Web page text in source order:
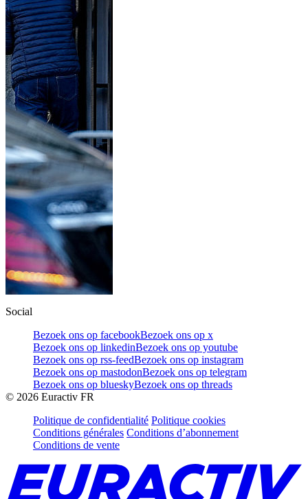
Social
Bezoek ons op facebookBezoek ons op x
Bezoek ons op linkedinBezoek ons op youtube
Bezoek ons op rss-feedBezoek ons op instagram
Bezoek ons op mastodonBezoek ons op telegram
Bezoek ons op blueskyBezoek ons op threads
© 2026 Euractiv FR
Politique de confidentialité Politique cookies
Conditions générales Conditions d’abonnement
Conditions de vente